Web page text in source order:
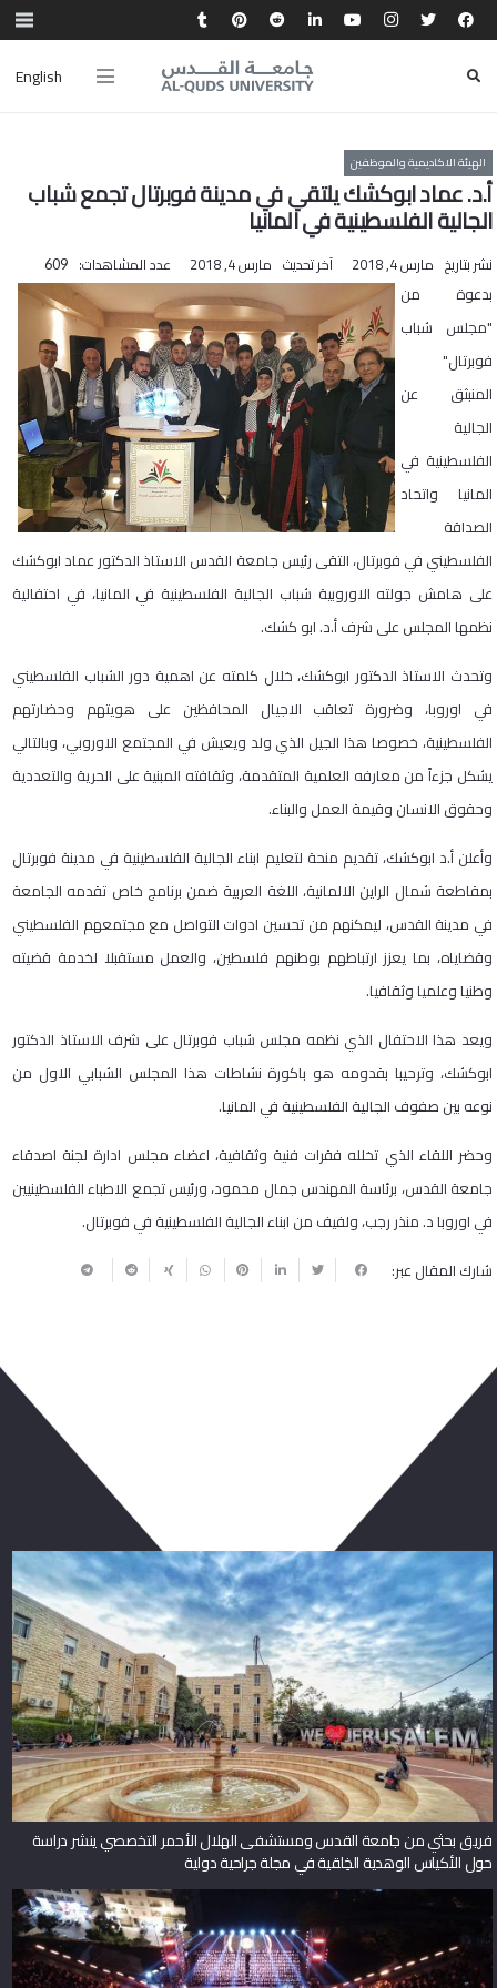
English
الهيئة الاكاديمية والموظفين
أ.د. عماد ابوكشك يلتقي في مدينة فوبرتال تجمع شباب
الجالية الفلسطينية في المانيا
نشر بتاريخ مارس 4, 2018 آخر تحديث مارس 4, 2018 عدد المشاهدات: 609
بدعوة من
"مجلس شباب
فوبرتال"
المنبثق عن
الجالية
الفلسطينية في
المانيا واتحاد
الصداقة
الفلسطيني في فوبرتال، التقى رئيس جامعة القدس الاستاذ الدكتور عماد ابوكشك
على هامش جولته الاوروبية شباب الجالية الفلسطينية في المانيا، في احتفالية
نظمها المجلس على شرف أ.د. ابو كشك.
وتحدث الاستاذ الدكتور ابوكشك، خلال كلمته عن اهمية دور الشباب الفلسطيني
في اوروبا، وضرورة تعاقب الاجيال المحافظين على هويتهم وحضارتهم
الفلسطينية، خصوصا هذا الجيل الذي ولد ويعيش في المجتمع الاوروبي، وبالتالي
يشكل جزءاً من معارفه العلمية المتقدمة، وثقافته المبنية على الحرية والتعددية
وحقوق الانسان وقيمة العمل والبناء.
وأعلن أ.د ابوكشك، تقديم منحة لتعليم ابناء الجالية الفلسطينية في مدينة فوبرتال
بمقاطعة شمال الراين الالمانية، اللغة العربية ضمن برنامج خاص تقدمه الجامعة
في مدينة القدس، ليمكنهم من تحسين ادوات التواصل مع مجتمعهم الفلسطيني
وقضاياه، بما يعزز ارتباطهم بوطنهم فلسطين، والعمل مستقبلا لخدمة قضيته
وطنيا وعلميا وثقافيا.
ويعد هذا الاحتفال الذي نظمه مجلس شباب فوبرتال على شرف الاستاذ الدكتور
ابوكشك، وترحيبا بقدومه هو باكورة نشاطات هذا المجلس الشبابي الاول من
نوعه بين صفوف الجالية الفلسطينية في المانيا.
وحضر اللقاء الذي تخلله فقرات فنية وثقافية، اعضاء مجلس ادارة لجنة اصدقاء
جامعة القدس، برئاسة المهندس جمال محمود، ورئيس تجمع الاطباء الفلسطينيين
في اوروبا د. منذر رجب، ولفيف من ابناء الجالية الفلسطينية في فوبرتال.
شارك المقال عبر:
فريق بحثي من جامعة القدس ومستشفى الهلال الأحمر التخصصي ينشر دراسة
حول الأكياس الوهدية الخِلقية في مجلة جراحية دولية